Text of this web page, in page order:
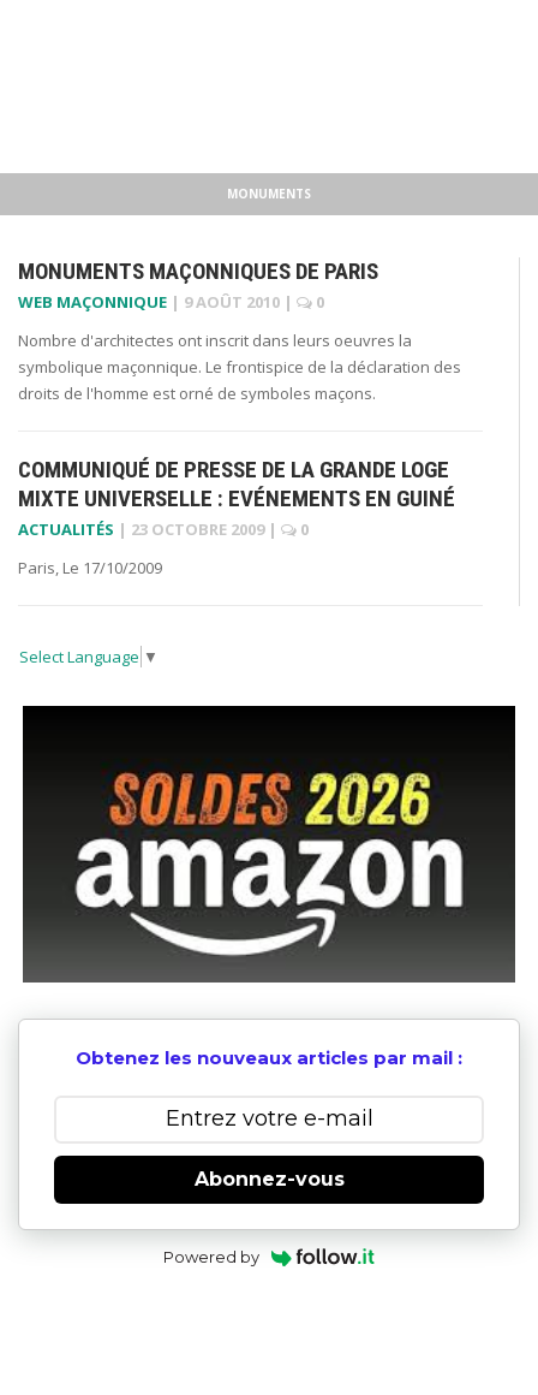
MONUMENTS
MONUMENTS MAÇONNIQUES DE PARIS
WEB MAÇONNIQUE | 9 AOÛT 2010 |
0
Nombre d'architectes ont inscrit dans leurs oeuvres la
symbolique maçonnique. Le frontispice de la déclaration des
droits de l'homme est orné de symboles maçons.
COMMUNIQUÉ DE PRESSE DE LA GRANDE LOGE
MIXTE UNIVERSELLE : EVÉNEMENTS EN GUINÉ
ACTUALITÉS | 23 OCTOBRE 2009 |
0
Paris, Le 17/10/2009
Select Language ▼
Obtenez les nouveaux articles par mail :
Abonnez-vous
Powered by